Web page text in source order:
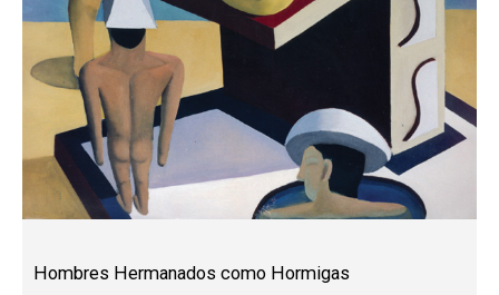
Hombres Hermanados como Hormigas